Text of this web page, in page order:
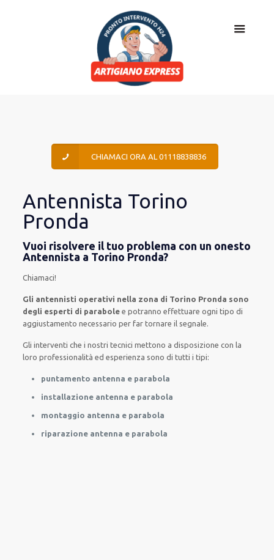
CHIAMACI ORA AL 01118838836
Antennista Torino
Pronda
Vuoi risolvere il tuo problema con un onesto
Antennista a Torino Pronda?
Chiamaci!
Gli antennisti operativi nella zona di Torino Pronda sono
degli esperti di parabole e potrannoeffettuare ogni tipo di
aggiustamento necessario per far tornare il segnale.
Gli interventi che i nostritecnici mettono a disposizione con la
loro professionalità ed esperienza sono di tutti i tipi:
puntamento antenna e parabola
installazione antenna e parabola
montaggio antenna e parabola
riparazione antenna e parabola